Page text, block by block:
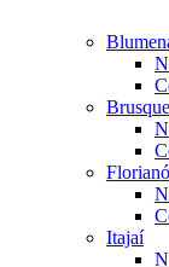
Brusque
Itajaí